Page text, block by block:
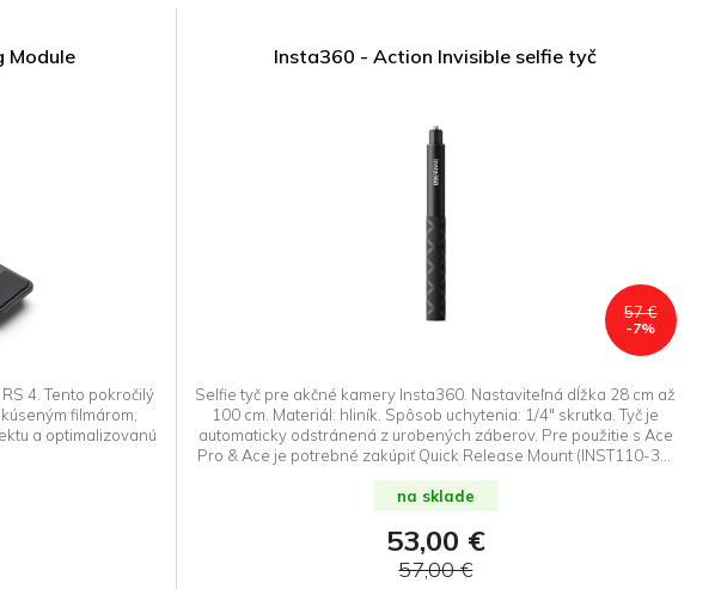
Module
4. Tento pokročilý
filmárom,
a optimalizovanú
Insta360 - Action Invisible selfie tyč
57 €
-7%
Selfie tyč pre akčné kamery Insta360. Nastaviteľná dĺžka 28 cm až
100 cm. Materiál: hliník. Spôsob uchytenia: 1/4" skrutka. Tyč je
automaticky odstránená z urobených záberov. Pre použitie s Ace
Pro & Ace je potrebné zakúpiť Quick Release Mount (INST110-35)
na sklade
53,00 €
57,00 €